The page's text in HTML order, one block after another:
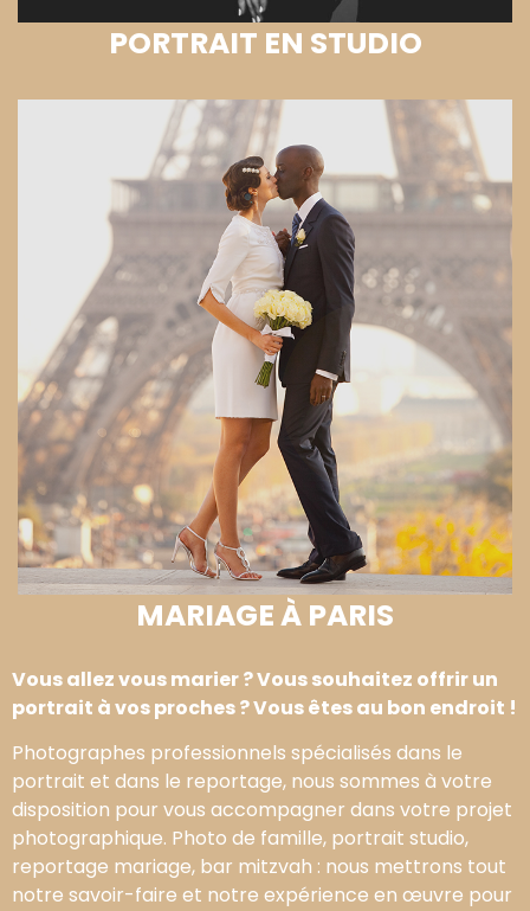
PORTRAIT EN STUDIO
MARIAGE À PARIS
Vous allez vous marier ? Vous souhaitez offrir un
portrait à vos proches ? Vous êtes au bon endroit !
Photographes professionnels spécialisés dans le
portrait et dans le reportage, nous sommes à votre
disposition pour vous accompagner dans votre projet
photographique. Photo de famille, portrait studio,
reportage mariage, bar mitzvah : nous mettrons tout
notre savoir-faire et notre expérience en œuvre pour